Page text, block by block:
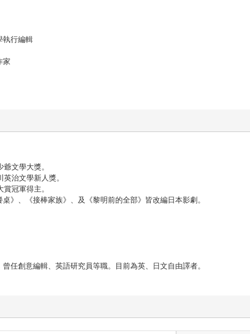
執行編輯
家
文學大獎。
治文學新人獎。
冠軍得主。
》、《接棒家族》、及《黎明前的全部》皆改編日本影劇。
任創意編輯、英語研究員等職。目前為英、日文自由譯者。